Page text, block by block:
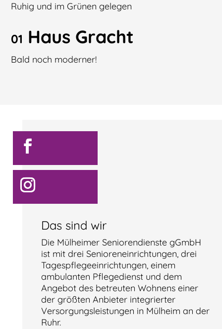
Ruhig und im Grünen gelegen
01 Haus Gracht
Bald noch moderner!
Das sind wir
Die Mülheimer Seniorendienste gGmbH
ist mit drei Senioreneinrichtungen, drei
Tagespflegeeinrichtungen, einem
ambulanten Pflegedienst und dem
Angebot des betreuten Wohnens einer
der größten Anbieter integrierter
Versorgungsleistungen in Mülheim an der
Ruhr.